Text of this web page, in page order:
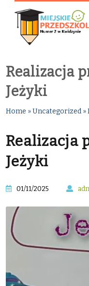
Realizacja
Jeżyki
Home »Uncategorized »
Realizacja
Jeżyki
01/11/2025